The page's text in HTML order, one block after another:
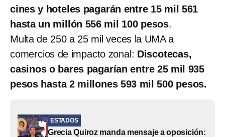
cines y hoteles pagarán entre 15 mil 561
hasta un millón 556 mil 100 pesos.
Multa de 250 a 25 mil veces la UMA a
comercios de impacto zonal: Discotecas,
casinos o bares pagarían entre 25 mil 935
pesos hasta 2 millones 593 mil 500 pesos.
ESTADOS
Grecia Quiroz manda mensaje a oposición: